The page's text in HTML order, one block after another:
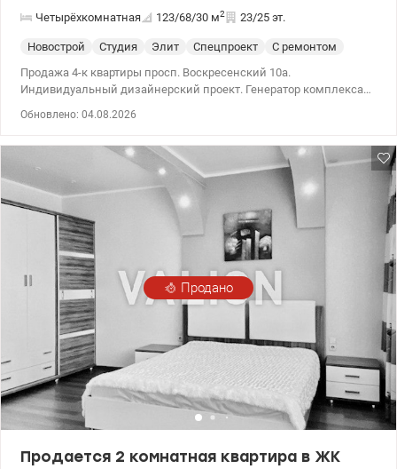
Четырёхкомнатная 123/68/30 м2 23/25 эт.
Новострой Студия Элит Спецпроект
С ремонтом
Продажа 4-к квартиры просп. Воскресенский 10а.
Индивидуальный дизайнерский проект. Генератор комплекса
студия. 044 200 10 80 valion.ua/1140476
Обновлено: 04.08.2026
Продано
Продается 2 комнатная квартира в ЖК